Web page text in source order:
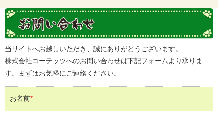
当サイトへお越しいただき、誠にありがとうございます。
株式会社コーテッツへのお問い合わせは下記フォームより承りま
す。まずはお気軽にご連絡ください。
お名前*